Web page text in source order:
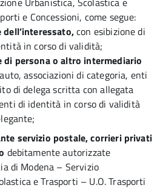
e Concessioni, come segue:
dell’interessato,con esibizione di
in corso di validità;
di persona o altro intermediario
associazioni di categoria, enti
di delega scritta con allegata
di identità in corso di validità
servizio postale, corrieri privati
debitamente autorizzate
di Modena – Servizio
e Trasporti – U.O. Trasporti